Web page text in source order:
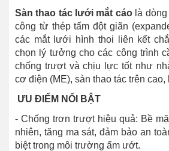
Sàn thao tác lưới mắt cáolà dòng
công từ thép tấm đột giãn
các mắt lưới hình thoi liên kết
chọn lý tưởng cho các công trình
chống trượt và chịu lực tốt như
cơ điện (ME), sàn thao tác trên cao,
ƯU ĐIỂM NỔI BẬT
- Chống trơn trượt hiệu quả: Bề
nhiên, tăng ma sát, đảm bảo an
biệt trong môi trường ẩm ướt.